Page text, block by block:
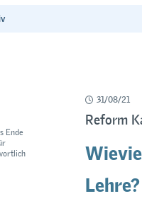
Ende
31/08/21
Reform
Lehre?